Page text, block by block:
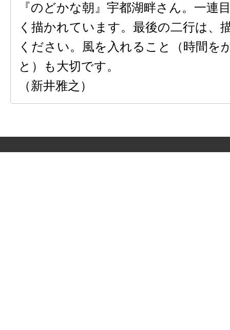
『のどかな朝』宇都湖畔さん。一連
く描かれています。最後の二行は、
ください。風を入れること（時間を
と）も大切です。
（新井雅之）